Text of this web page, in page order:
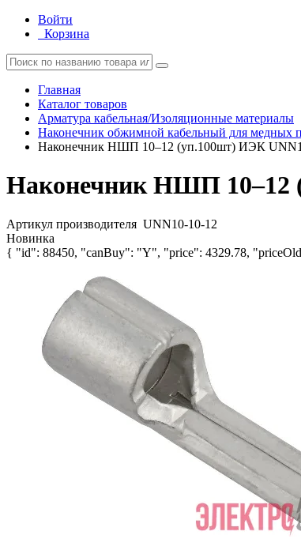
Войти
Корзина
Главная
Каталог товаров
Арматура кабельная/Изоляционные материалы
Наконечник обжимной кабельный для медных
Наконечник НШП 10–12 (уп.100шт) ИЭК
Наконечник НШП 10–12
Артикул производителя UNN10-10-12
Новинка
{ "id": 88450, "canBuy": "Y", "price": 4329.78,